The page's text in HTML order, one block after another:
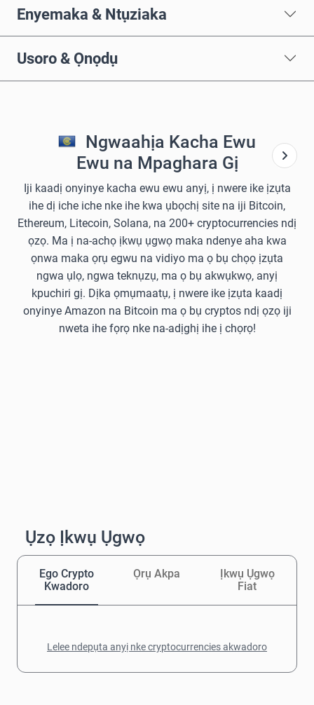
Enyemaka & Ntụziaka
Usoro & Ọnọdụ
Ngwaahịa Kacha Ewu
Ewu na Mpaghara Gị
Iji kaadị onyinye kacha ewu ewu anyị, ị nwere ike ịzụta
ihe dị iche iche nke ihe kwa ụbọchị site na iji Bitcoin,
Ethereum, Litecoin, Solana, na 200+ cryptocurrencies ndị
ọzọ. Ma ị na-achọ ịkwụ ụgwọ maka ndenye aha kwa
ọnwa maka ọrụ egwu na vidiyo ma ọ bụ chọọ ịzụta
ngwa ụlọ, ngwa teknụzụ, ma ọ bụ akwụkwọ, anyị
kpuchiri gị. Dịka ọmụmaatụ, ị nwere ike ịzụta kaadị
onyinye Amazon na Bitcoin ma ọ bụ cryptos ndị ọzọ iji
nweta ihe fọrọ nke na-adịghị ihe ị chọrọ!
Ụzọ Ịkwụ Ụgwọ
Ego Crypto
Kwadoro
Ọrụ Akpa
Ịkwụ Ụgwọ
Fiat
Lelee ndepụta anyị nke cryptocurrencies akwadoro